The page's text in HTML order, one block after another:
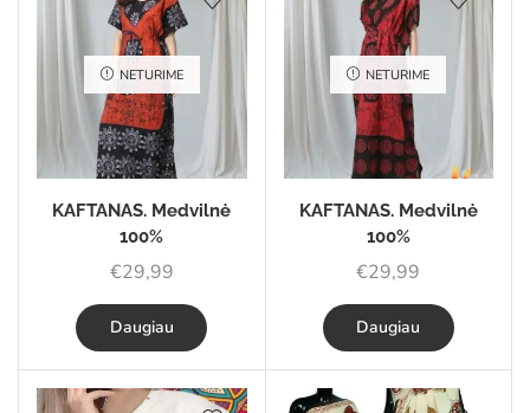
NETURIME
KAFTANAS. Medvilnė
100%
€29,99
Daugiau
NETURIME
KAFTANAS. Medvilnė
100%
€29,99
Daugiau